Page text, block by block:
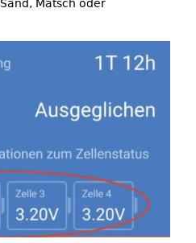
Matsch oder